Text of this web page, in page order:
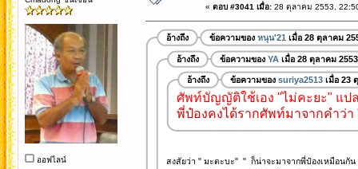
ออฟไลน์
« ตอบ #3041 เมื่อ:28 ตุลาคม 2553,
อ้างถึง ข้อความของ หนุน'21 เมื่อ 28 ตุลาคม
อ้างถึง ข้อความของ YAเมื่อ 28 ตุลาคม
อ้างถึง ข้อความของ suriya2513เมื่อ 23
ศัพท์บัญญัติใช้เอง "ไม่คะยะ" แปล
พี่ป๋องคงได้รากศัพท์มาจากคำว่า
สงสัยว่า " มะตะบะ" " ก็น่าจะมาจากพี่ป๋องเหมือนกัน